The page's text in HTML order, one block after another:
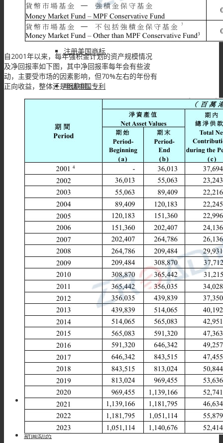
注册马德里商标
注册美国商标
申请中国专利
其他服务
海牙认证
香港强积金办理
申请香港条形码
香港资产管理牌照申请
香港高才通申请
香港国际专线
企业百科
新闻动态
自2001年以来，每年强积金计划的资产规模情况
及净回报率如下图，其中净回报率每年会有些波
动，主要受市场的因素影响，但70%左右的年份有
正向收益，整体还是很稳健。